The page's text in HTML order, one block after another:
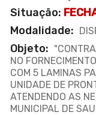
Situação:
Modalidade:
Objeto:
NO
COM 5 LAMINAS
UNIDADE DE
ATENDENDO AS
MUNICIPAL DE